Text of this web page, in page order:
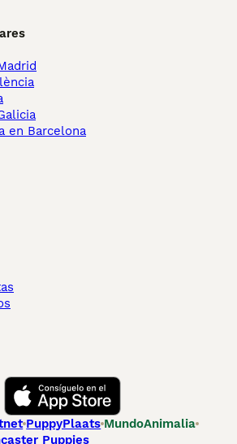
en Barcelona
PuppyPlaats MundoAnimalia
Puppies